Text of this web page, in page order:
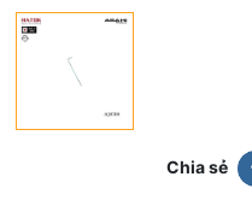
Chia sẻ